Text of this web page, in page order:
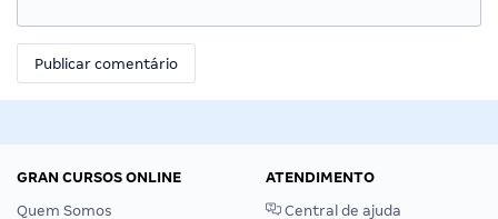
GRAN CURSOS ONLINE
Quem Somos
ATENDIMENTO
Central de ajuda